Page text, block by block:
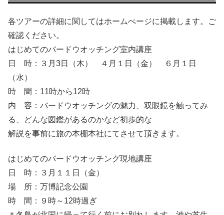
各ツアーの詳細に関してはホームぺージに掲載します。ご
確認ください。
はじめてのバードウオッチング室内講座
日 時：３月3日（木） ４月１日（金） ６月１日
（水）
時 間：11時から12時
内 容：バードウオッチングの魅力、双眼鏡を触ってみ
る、どんな図鑑があるのかなど初歩的な
解説を事前に旅の本棚本社にてさせて頂きます。
はじめてのバードウオッチング現地講座
日 時：３月１１日（金）
場 所：万博記念公園
時 間：９時～12時過ぎ